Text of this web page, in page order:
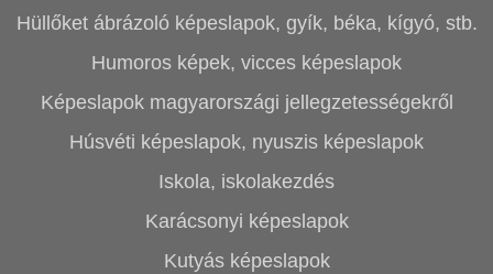
Hüllőket ábrázoló képeslapok, gyík, béka, kígyó, stb.
Humoros képek, vicces képeslapok
Képeslapok magyarországi jellegzetességekről
Húsvéti képeslapok, nyuszis képeslapok
Iskola, iskolakezdés
Karácsonyi képeslapok
Kutyás képeslapok